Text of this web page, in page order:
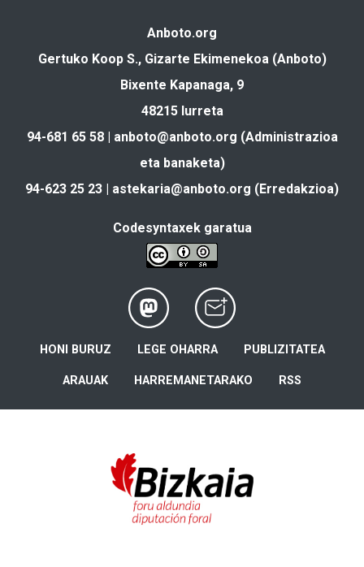
Anboto.org
Gertuko Koop S., Gizarte Ekimenekoa (Anboto)
Bixente Kapanaga, 9
48215 Iurreta
94-681 65 58 | anboto@anboto.org (Administrazioa
eta banaketa)
94-623 25 23 | astekaria@anboto.org (Erredakzioa)
Codesyntaxek garatua
HONI BURUZ LEGE OHARRA PUBLIZITATEA
ARAUAK HARREMANETARAKO RSS